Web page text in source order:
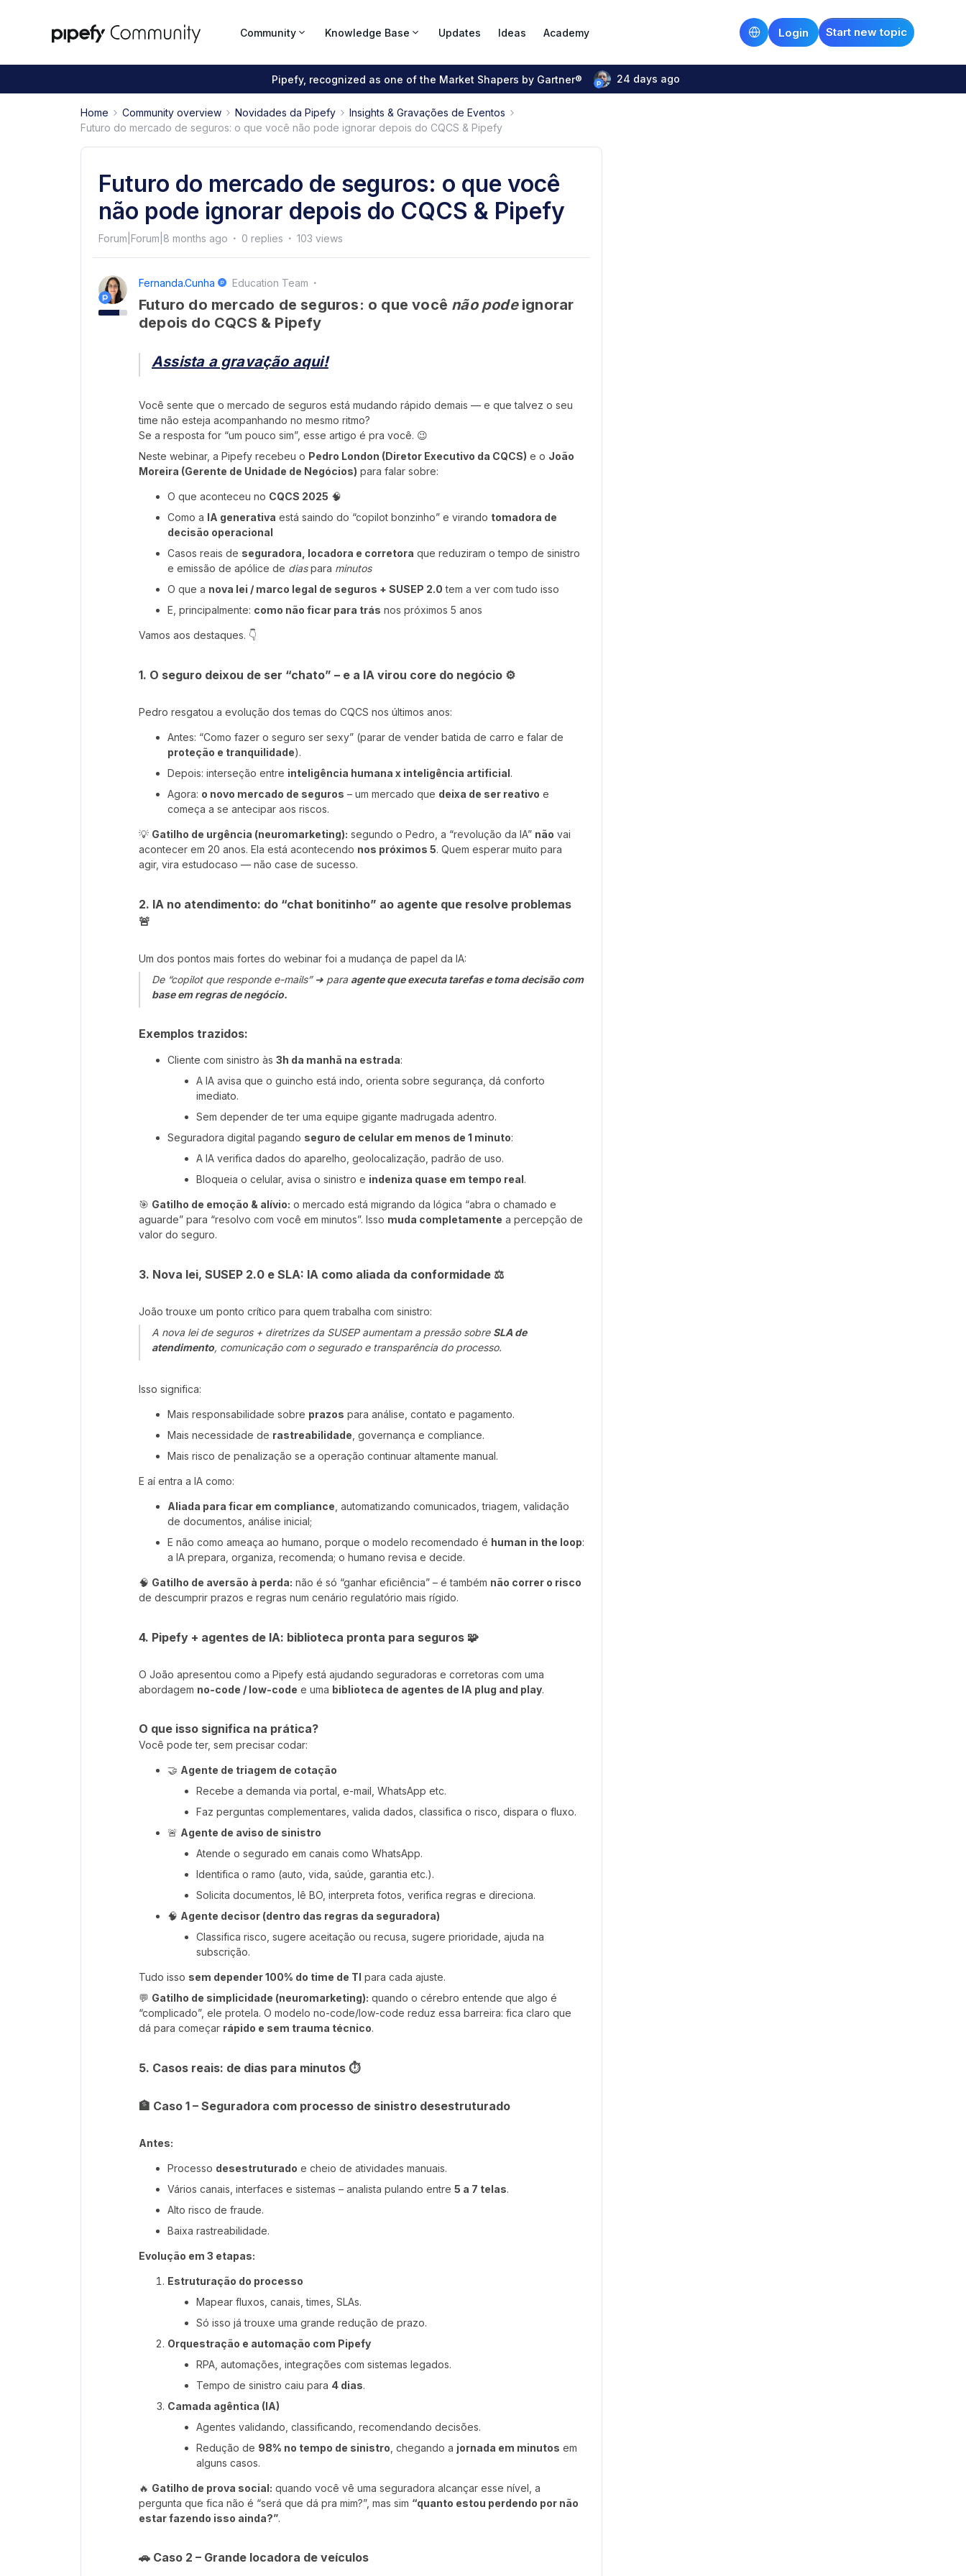
Community Knowledge Base Updates Ideas Academy Start new topic
Login
Pipefy, recognized as one of the Market Shapers by Gartner® 24 days ago
Home Community overview Novidades da Pipefy
Insights & Gravações de Eventos
Futuro do mercado de seguros: o que você não pode ignorar depois do CQCS & Pipefy
Futuro do mercado de seguros: o que você
não pode ignorar depois do CQCS & Pipefy
Forum|Forum|8 months ago 0 replies 103 views
Fernanda.cunha Education Team
Futuro do mercado de seguros: o que você não podeignorar
depois do CQCS & Pipefy
Assista a gravação aqui!
Você sente que o mercado de seguros está mudando rápido demais — e que talvez o seu
time não esteja acompanhando no mesmo ritmo?
Se a resposta for “um pouco sim”, esse artigo é pra você. 😉
Neste webinar, a Pipefy recebeu o Pedro London (Diretor Executivo da CQCS) e o João
Moreira (Gerente de Unidade de Negócios) para falar sobre:
O que aconteceu no CQCS 2025 🧠
Como a IA generativa está saindo do “copilot bonzinho” e virando tomadora de
decisão operacional
Casos reais de seguradora, locadora e corretora que reduziram o tempo de sinistro
e emissão de apólice de diaspara minutos
O que a nova lei / marco legal de seguros + SUSEP 2.0 tem a ver com tudo isso
E, principalmente: como não ficar para trás nos próximos 5 anos
Vamos aos destaques. 👇
1. O seguro deixou de ser “chato” – e a IA virou core do negócio ⚙️
Pedro resgatou a evolução dos temas do CQCS nos últimos anos:
Antes: “Como fazer o seguro ser sexy” (parar de vender batida de carro e falar de
proteção e tranquilidade).
Depois: interseção entre inteligência humana x inteligência artificial.
Agora: o novo mercado de seguros – um mercado que deixa de ser reativo e
começa a se antecipar aos riscos.
💡 Gatilho de urgência (neuromarketing): segundo o Pedro, a “revolução da IA” não vai
acontecer em 20 anos. Ela está acontecendo nos próximos 5. Quem esperar muito para
agir, vira estudocaso — não case de sucesso.
2. IA no atendimento: do “chat bonitinho” ao agente que resolve problemas
🚨
Um dos pontos mais fortes do webinar foi a mudança de papel da IA:
De “copilot que responde e-mails” ➜ para agente que executa tarefas e toma decisão com
base em regras de negócio.
Exemplos trazidos:
Cliente com sinistro às 3h da manhã na estrada:
A IA avisa que o guincho está indo, orienta sobre segurança, dá conforto
imediato.
Sem depender de ter uma equipe gigante madrugada adentro.
Seguradora digital pagando seguro de celular em menos de 1 minuto:
A IA verifica dados do aparelho, geolocalização, padrão de uso.
Bloqueia o celular, avisa o sinistro e indeniza quase em tempo real.
🎯 Gatilho de emoção & alívio: o mercado está migrando da lógica “abra o chamado e
aguarde” para “resolvo com você em minutos”. Isso muda completamente a percepção de
valor do seguro.
3. Nova lei, SUSEP 2.0 e SLA: IA como aliada da conformidade ⚖️
João trouxe um ponto crítico para quem trabalha com sinistro:
A nova lei de seguros + diretrizes da SUSEP aumentam a pressão sobre SLA de
atendimento, comunicação com o segurado e transparência do processo.
Isso significa:
Mais responsabilidade sobre prazos para análise, contato e pagamento.
Mais necessidade de rastreabilidade , governança e compliance.
Mais risco de penalização se a operação continuar altamente manual.
E aí entra a IA como:
Aliada para ficar em compliance , automatizando comunicados, triagem, validação
de documentos, análise inicial;
E não como ameaça ao humano, porque o modelo recomendado é human in the loop:
a IA prepara, organiza, recomenda; o humano revisa e decide.
🧠 Gatilho de aversão à perda: não é só “ganhar eficiência” – é também não correr o risco
de descumprir prazos e regras num cenário regulatório mais rígido.
4. Pipefy + agentes de IA: biblioteca pronta para seguros 🧩
O João apresentou como a Pipefy está ajudando seguradoras e corretoras com uma
abordagem no-code / low-code e uma biblioteca de agentes de IA plug and play.
O que isso significa na prática?
Você pode ter, sem precisar codar:
🤝 Agente de triagem de cotação
Recebe a demanda via portal, e-mail, WhatsApp etc.
Faz perguntas complementares, valida dados, classifica o risco, dispara o fluxo.
🚨 Agente de aviso de sinistro
Atende o segurado em canais como WhatsApp.
Identifica o ramo (auto, vida, saúde, garantia etc.).
Solicita documentos, lê BO, interpreta fotos, verifica regras e direciona.
🧠 Agente decisor (dentro das regras da seguradora)
Classifica risco, sugere aceitação ou recusa, sugere prioridade, ajuda na
subscrição.
Tudo isso sem depender 100% do time de TI para cada ajuste.
💬 Gatilho de simplicidade (neuromarketing): quando o cérebro entende que algo é
“complicado”, ele protela. O modelo no-code/low-code reduz essa barreira: fica claro que
dá para começar rápido e sem trauma técnico.
5. Casos reais: de dias para minutos ⏱️
🏦 Caso 1 – Seguradora com processo de sinistro desestruturado
Antes:
Processo desestruturado e cheio de atividades manuais.
Vários canais, interfaces e sistemas – analista pulando entre 5 a 7 telas.
Alto risco de fraude.
Baixa rastreabilidade.
Evolução em 3 etapas:
Estruturação do processo
Mapear fluxos, canais, times, SLAs.
Só isso já trouxe uma grande redução de prazo.
Orquestração e automação com Pipefy
RPA, automações, integrações com sistemas legados.
Tempo de sinistro caiu para 4 dias.
Camada agêntica (IA)
Agentes validando, classificando, recomendando decisões.
Redução de 98% no tempo de sinistro , chegando a jornada em minutos em
alguns casos.
🔥 Gatilho de prova social: quando você vê uma seguradora alcançar esse nível, a
pergunta que fica não é “será que dá pra mim?”, mas sim “quanto estou perdendo por não
estar fazendo isso ainda?”.
🚗 Caso 2 – Grande locadora de veículos